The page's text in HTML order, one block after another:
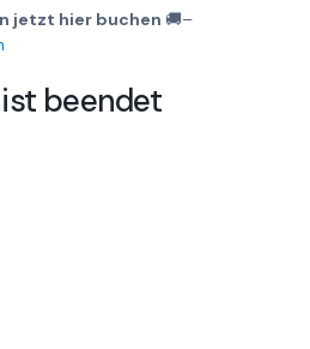
jetzt hier buchen 🚚–
beendet